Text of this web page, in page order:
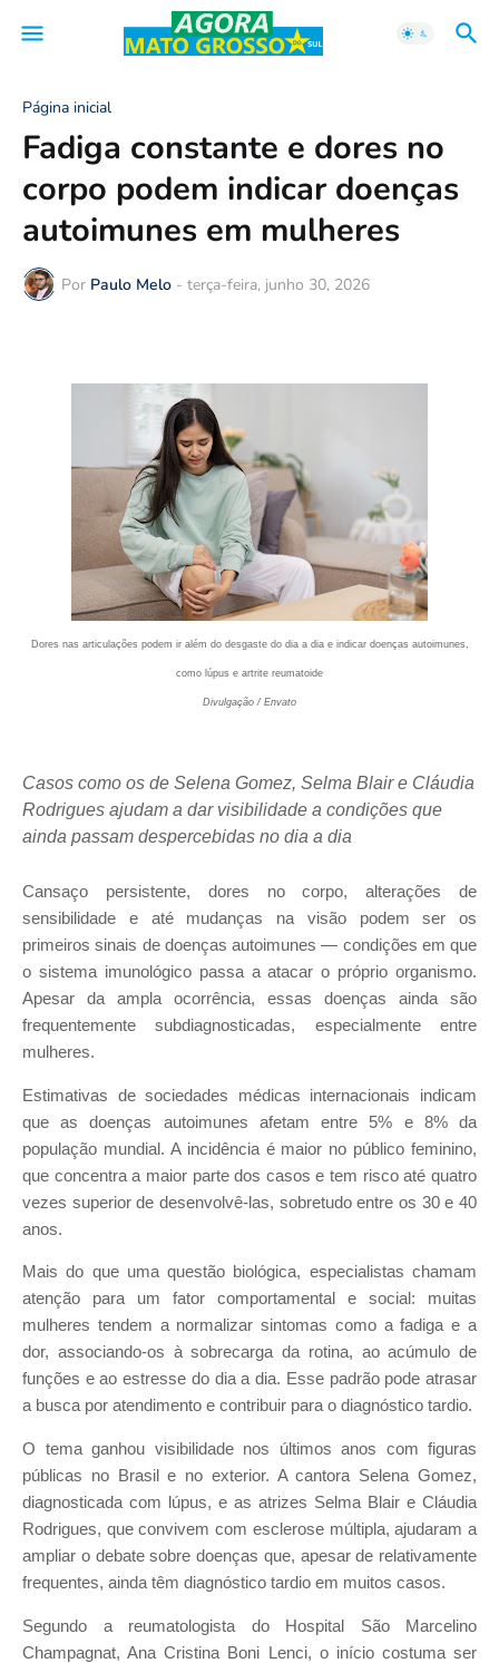
Página inicial
Fadiga constante e dores no
corpo podem indicar doenças
autoimunes em mulheres
Por Paulo Melo - terça-feira, junho 30, 2026
Dores nas articulações podem ir além do desgaste do dia a dia e indicar doenças autoimunes,
como lúpus e artrite reumatoide
Divulgação / Envato
Casos como os de Selena Gomez, Selma Blair e Cláudia
Rodrigues ajudam a dar visibilidade a condições que
ainda passam despercebidas no dia a dia
Cansaço persistente, dores no corpo, alterações de
sensibilidade e até mudanças na visão podem ser os
primeiros sinais de doenças autoimunes — condições em que
o sistema imunológico passa a atacar o próprio organismo.
Apesar da ampla ocorrência, essas doenças ainda são
frequentemente subdiagnosticadas, especialmente entre
mulheres.
Estimativas de sociedades médicas internacionais indicam
que as doenças autoimunes afetam entre 5% e 8% da
população mundial. A incidência é maior no público feminino,
que concentra a maior parte dos casos e tem risco até quatro
vezes superior de desenvolvê-las, sobretudo entre os 30 e 40
anos.
Mais do que uma questão biológica, especialistas chamam
atenção para um fator comportamental e social: muitas
mulheres tendem a normalizar sintomas como a fadiga e a
dor, associando-os à sobrecarga da rotina, ao acúmulo de
funções e ao estresse do dia a dia. Esse padrão pode atrasar
a busca por atendimento e contribuir para o diagnóstico tardio.
O tema ganhou visibilidade nos últimos anos com figuras
públicas no Brasil e no exterior. A cantora Selena Gomez,
diagnosticada com lúpus, e as atrizes Selma Blair e Cláudia
Rodrigues, que convivem com esclerose múltipla, ajudaram a
ampliar o debate sobre doenças que, apesar de relativamente
frequentes, ainda têm diagnóstico tardio em muitos casos.
Segundo a reumatologista do Hospital São Marcelino
Champagnat, Ana Cristina Boni Lenci, o início costuma ser